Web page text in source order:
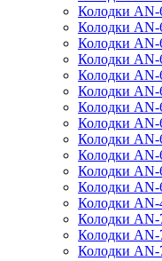
Колодки AN-
Колодки AN-
Колодки AN-
Колодки AN-
Колодки AN-
Колодки AN-
Колодки AN-
Колодки AN-
Колодки AN-
Колодки AN-
Колодки AN-
Колодки AN-
Колодки AN-
Колодки AN-
Колодки AN-
Колодки AN-